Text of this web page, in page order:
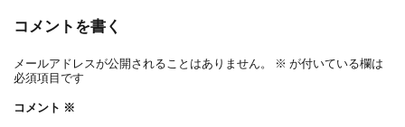
コメントを書く
メールアドレスが公開されることはありません。 ※ が付いている欄は
必須項目です
コメント ※